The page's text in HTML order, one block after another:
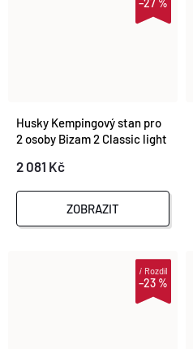
Husky Kempingový stan pro
2 osoby Bizam 2 Classic light
2 081 Kč
ZOBRAZIT
–23 %
iRozdíl